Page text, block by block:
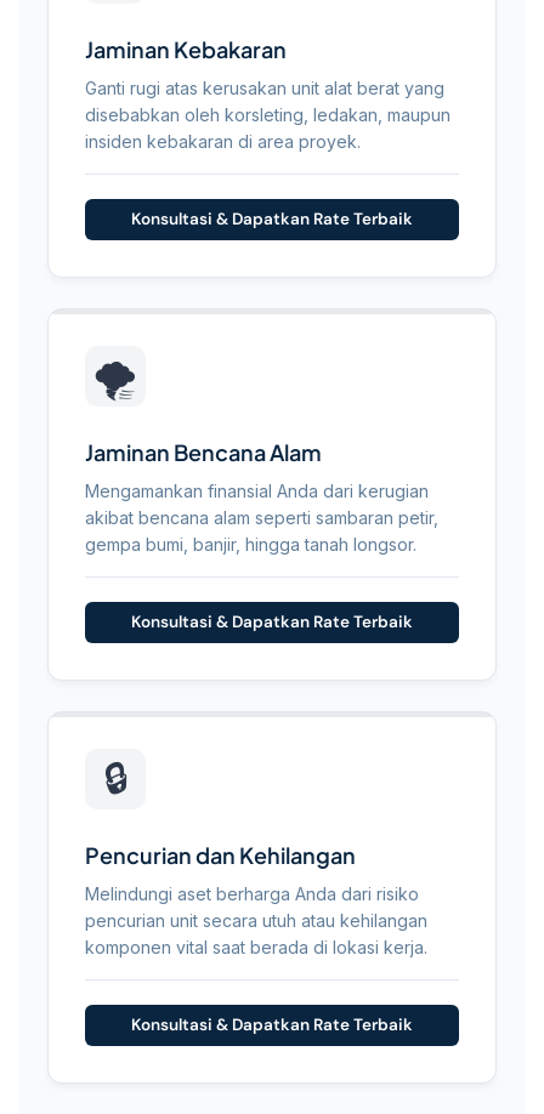
Jaminan Kebakaran
Ganti rugi atas kerusakan unit alat berat yang
disebabkan oleh korsleting, ledakan, maupun
insiden kebakaran di area proyek.
Konsultasi & Dapatkan Rate Terbaik
🌪️
Jaminan Bencana Alam
Mengamankan finansial Anda dari kerugian
akibat bencana alam seperti sambaran petir,
gempa bumi, banjir, hingga tanah longsor.
Konsultasi & Dapatkan Rate Terbaik
🔒
Pencurian dan Kehilangan
Melindungi aset berharga Anda dari risiko
pencurian unit secara utuh atau kehilangan
komponen vital saat berada di lokasi kerja.
Konsultasi & Dapatkan Rate Terbaik